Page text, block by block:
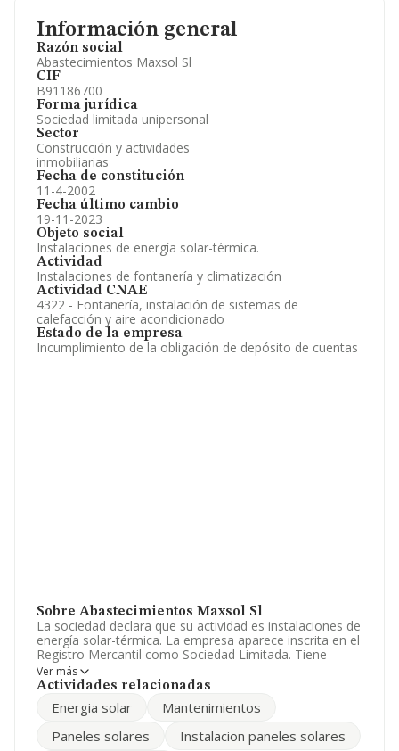
Información general
Razón social
Abastecimientos Maxsol Sl
CIF
B91186700
Forma jurídica
Sociedad limitada unipersonal
Sector
Construcción y actividades
inmobiliarias
Fecha de constitución
11-4-2002
Fecha último cambio
19-11-2023
Objeto social
Instalaciones de energía solar-térmica.
Actividad
Instalaciones de fontanería y climatización
Actividad CNAE
4322 - Fontanería, instalación de sistemas de
calefacción y aire acondicionado
Estado de la empresa
Incumplimiento de la obligación de depósito de cuentas
Sobre Abastecimientos Maxsol Sl
La sociedad declara que su actividad es instalaciones de
energía solar-térmica. La empresa aparece inscrita en el
Registro Mercantil como Sociedad Limitada. Tiene
CNAE: 4322 - 'Fontanería, instalaciones de sistemas de
calefacción y aire acondicionado'. La sociedad no tiene
reducción del 25% y según los datos a disposición de
Ver más
Actividades relacionadas
Energia solar
Mantenimientos
Paneles solares
Instalacion paneles solares
Información oficial y registral complementaria.